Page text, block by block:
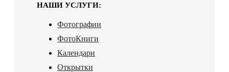
НАШИ УСЛУГИ:
Фотографии
ФотоКниги
Календари
Открытки